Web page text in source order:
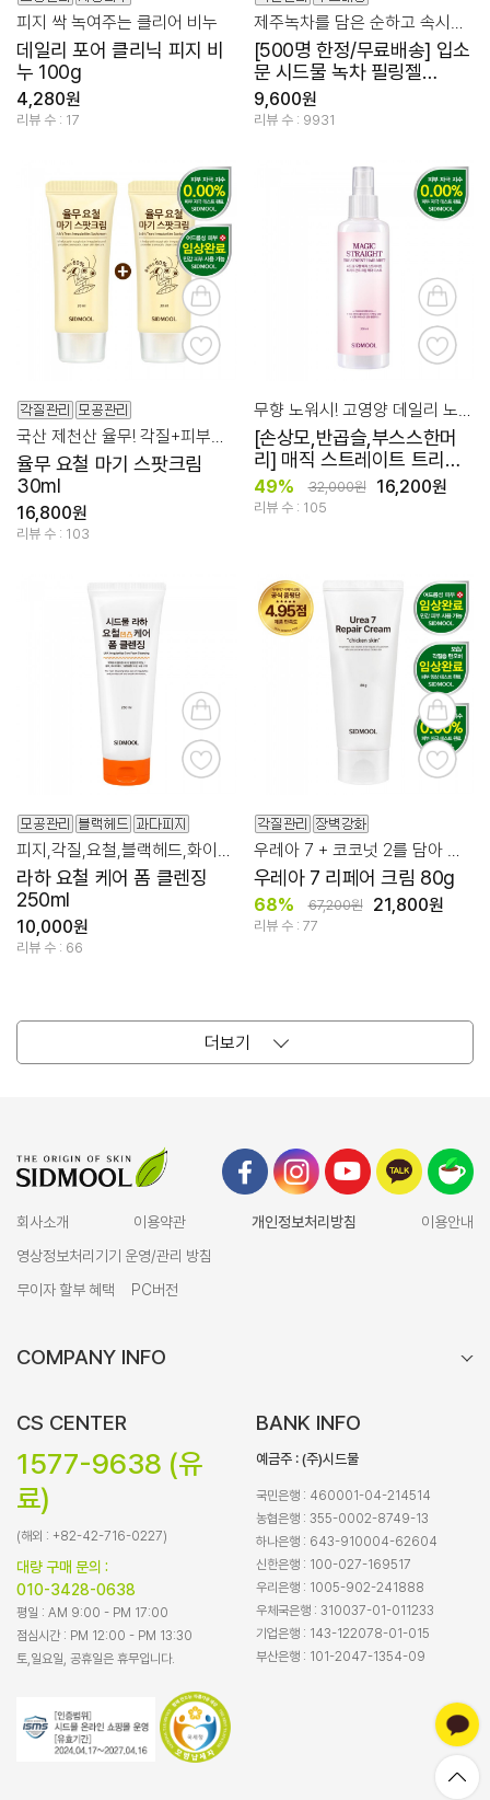
피지 싹 녹여주는 클리어 비누
데일리 포어 클리닉 피지 비
누 100g
4,280원
리뷰 수 : 17
[500명 한정/무료배송] 입소
문 시드물 녹차 필링젤
120ml 2개 묶음
9,600원
리뷰 수 : 9931
율무 요철 마기 스팟크림
30ml
16,800원
리뷰 수 : 103
[손상모,반곱슬,부스스한머
리] 매직 스트레이트 트리트
먼트 크림 헤어 미스트
200ml
49% 32,000원 16,200원
리뷰 수 : 105
라하 요철 케어 폼 클렌징
250ml
10,000원
리뷰 수 : 66
우레아 7 리페어 크림 80g
68% 67,200원 21,800원
리뷰 수 : 77
더보기
회사소개 이용약관 개인정보처리방침
이용안내
영상정보처리기기 운영/관리 방침
무이자 할부 혜택
PC버전
COMPANY INFO
CS CENTER
1577-9638 (유
료)
(해외 : +82-42-716-0227)
대량 구매 문의 :
010-3428-0638
평일 : AM 9:00 - PM 17:00
점심시간 : PM 12:00 - PM 13:30
토,일요일, 공휴일은 휴무입니다.
BANK INFO
예금주 : (주)시드물
국민은행 : 460001-04-214514
농협은행 : 355-0002-8749-13
하나은행 : 643-910004-62604
신한은행 : 100-027-169517
우리은행 : 1005-902-241888
우체국은행 : 310037-01-011233
기업은행 : 143-122078-01-015
부산은행 : 101-2047-1354-09